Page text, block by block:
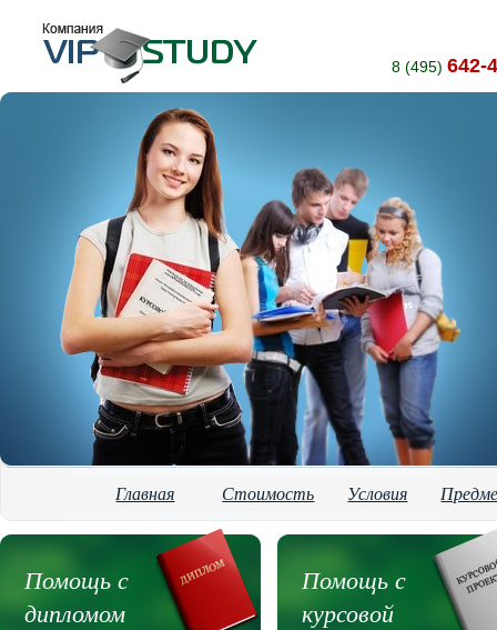
8 (495) 642-
Главная Стоимость Условия
Помощь с
дипломом
Помощь с
курсовой